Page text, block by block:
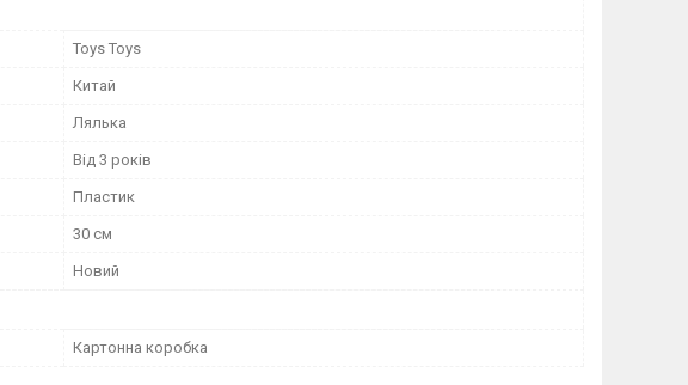
Toys Toys
Китай
Лялька
Від 3 років
Пластик
30 см
Новий
Картонна коробка